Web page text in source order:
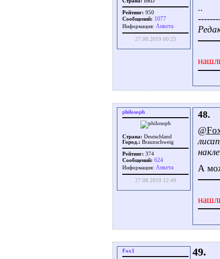
Рейтинг: 950
Сообщений: 1077
Информация: Aнкета
27.08.2019 00:25
..
philosoph
Страна: Deutschland
Город.: Braunschweig
Рейтинг: 374
Сообщений: 624
Информация: Aнкета
27.08.2019 12:49
48.
А
Fox1
49.